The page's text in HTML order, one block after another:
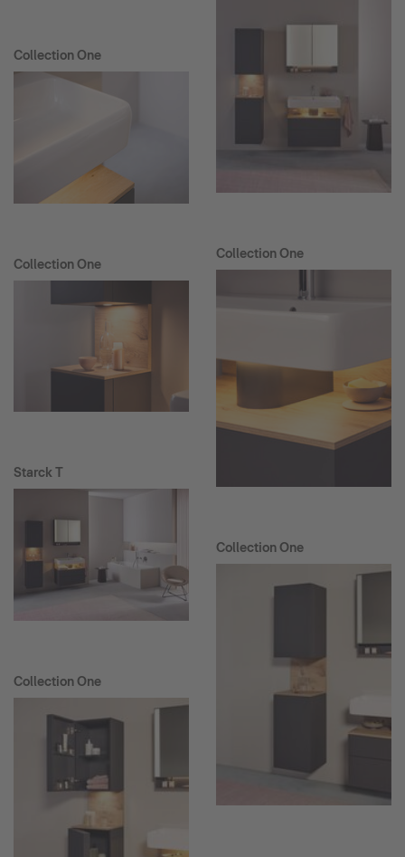
Collection One
Collection One
Starck T
Collection One
Collection One
Collection One